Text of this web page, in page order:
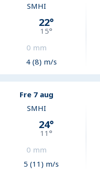
SMHI
22°
15°
0 mm
4 (8) m/s
Fre 7 aug
SMHI
24°
11 °
0 mm
5 (11) m/s